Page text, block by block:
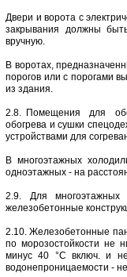
Двери и ворота с
закрывания должны
вручную.
В воротах,
порогов или с порогами
из здания.
2.8. Помещения для
обогрева и сушки
устройствами для
В многоэтажных
одноэтажных - на
2.9. Для многоэтажных
железобетонные
2.10. Железобетонные
по морозостойкости не
минус 40 °С включ. и
водонепроницаемости -